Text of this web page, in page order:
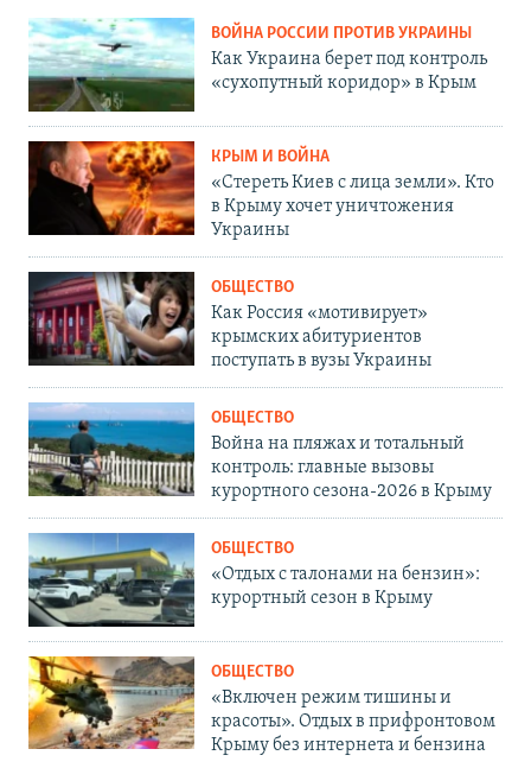
ВОЙНА РОССИИ ПРОТИВ УКРАИНЫ
Как Украина берет под контроль
«сухопутный коридор» в Крым
КРЫМ И ВОЙНА
«Стереть Киев с лица земли». Кто
в Крыму хочет уничтожения
Украины
ОБЩЕСТВО
Как Россия «мотивирует»
крымских абитуриентов
поступать в вузы Украины
ОБЩЕСТВО
Война на пляжах и тотальный
контроль: главные вызовы
курортного сезона-2026 в Крыму
ОБЩЕСТВО
«Отдых с талонами на бензин»:
курортный сезон в Крыму
ОБЩЕСТВО
«Включен режим тишины и
красоты». Отдых в прифронтовом
Крыму без интернета и бензина